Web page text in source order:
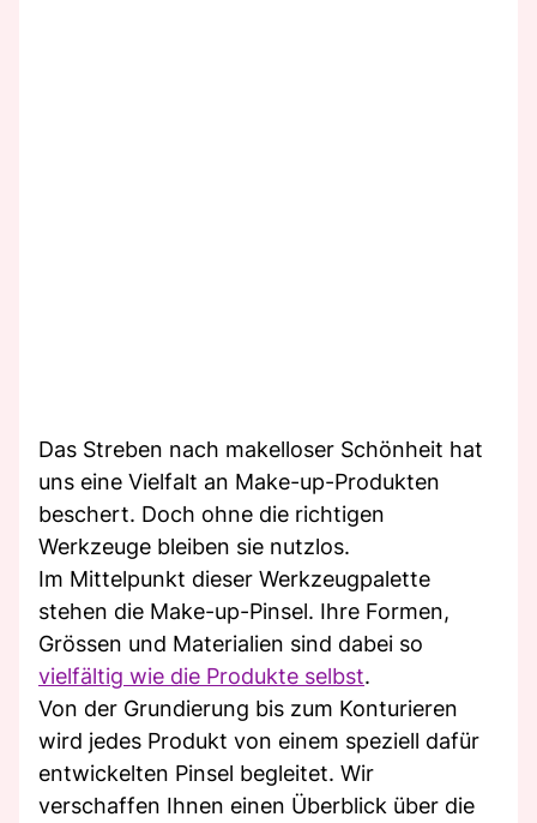
Das Streben nach makelloser Schönheit hat
uns eine Vielfalt an Make-up-Produkten
beschert. Doch ohne die richtigen
Werkzeuge bleiben sie nutzlos.
Im Mittelpunkt dieser Werkzeugpalette
stehen die Make-up-Pinsel. Ihre Formen,
Grössen und Materialien sind dabei so
vielfältig wie die Produkte selbst.
Von der Grundierung bis zum Konturieren
wird jedes Produkt von einem speziell dafür
entwickelten Pinsel begleitet. Wir
verschaffen Ihnen einen Überblick über die